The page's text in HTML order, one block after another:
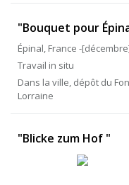
"Bouquet pour
Épinal, France -
Travail in situ
Dans la ville, dépôt du
Lorraine
"Blicke zum Hof "